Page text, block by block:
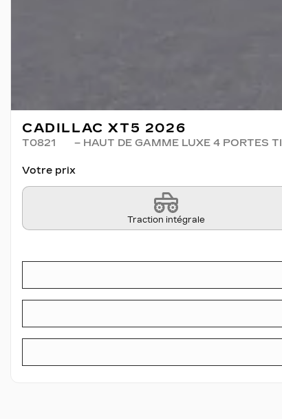
CADILLAC XT5 2026
T0821 – HAUT DE GAMME LUXE 4 PORTES TI
Votre prix
Traction intégrale